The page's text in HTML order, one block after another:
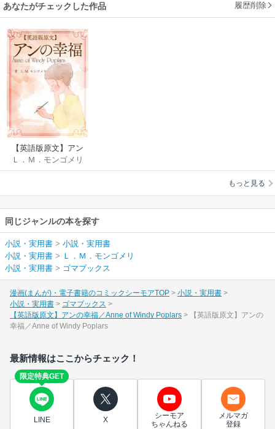
あなたがチェックした作品 履歴削除
【英語版原文】アン
の幸福／Anne of
Windy Poplars
Ｌ．Ｍ．モンゴメリ
もっと見る
同じジャンルの本を探す
小説・実用書 > 小説・実用書
小説・実用書 > Ｌ．Ｍ．モンゴメリ
小説・実用書 > ゴマブックス
漫画(まんが)・電子書籍のコミックシーモアTOP
小説・実用書
小説・実用書
ゴマブックス
【英語版原文】アンの幸福／Anne of Windy Poplars
【英語版原文】アンの
幸福／Anne of Windy Poplars
最新情報はここからチェック！
限定特典GET
LINE X
シーモア
ちゃんねる
メルマガ
登録